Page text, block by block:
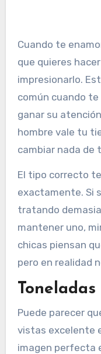
Cuando te enamoras de un chico, puedes sentir
que quieres
impresionarlo.
común cuando
ganar su
hombre vale tu
cambiar nada de
El tipo correcto
exactamente. Si
tratando
mantener uno,
chicas piensan
pero en realidad
Puede parecer
vistas excelente
imagen perfecta